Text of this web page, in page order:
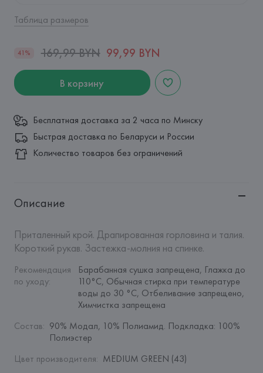
Таблица размеров
41% 169,99 BYN 99,99 BYN
В корзину
Бесплатная доставка за 2 часа по Минску
Быстрая доставка по Беларуси и России
Количество товаров без ограничений
Описание
Приталенный крой. Драпированная горловина и талия.
Короткий рукав. Застежка-молния на спинке.
Рекомендация
по уходу:
Барабанная сушка запрещена, Глажка до
110°C, Обычная стирка при температуре
воды до 30 °C, Отбеливание запрещено,
Химчистка запрещена
Состав: 90% Модал, 10% Полиамид. Подкладка: 100%
Полиэстер
Цвет производителя: MEDIUM GREEN (43)